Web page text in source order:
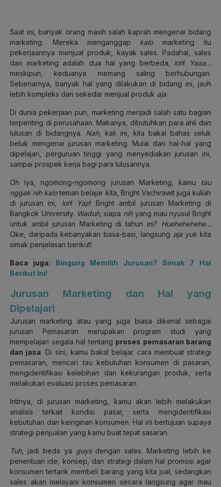
Saat ini, banyak orang masih salah kaprah mengenai bidang
marketing. Mereka menganggap kalomarketing itu
pekerjaannya menjual produk, kayak sales. Padahal, sales
dan marketing adalah dua hal yang berbeda, loh! Yaaa…
meskipun, keduanya memang saling berhubungan.
Sebenarnya, banyak hal yang dilakukan di bidang ini, jauh
lebih kompleks dari sekedar menjual produk aja.
Di dunia pekerjaan pun, marketing menjadi salah satu bagian
terpenting di perusahaan. Makanya, dibutuhkan para ahli dan
lulusan di bidangnya. Nah, kali ini, kita bakal bahas seluk
beluk mengenai jurusan marketing. Mulai dari hal-hal yang
dipelajari, perguruan tinggi yang menyediakan jurusan ini,
sampai prospek kerja bagi para lulusannya.
Oh iya, ngomong-ngomong jurusan Marketing, kamu tau
nggak nih kaloteman belajar kita, Bright Vachirawit juga kuliah
di jurusan ini, loh! Yap! Bright ambil jurusan Marketing di
Bangkok University. Waduh, siapa nihyang mau nyusul Bright
untuk ambil jurusan Marketing di tahun ini? Huehehehehe…
Oke, daripada kebanyakan basa-basi, langsung aja yuk kita
simak penjelasan berikut!
Baca juga: Bingung Memilih Jurusan? Simak 7 Hal
Berikut Ini!
Jurusan Marketing dan Hal yang
Dipelajari
Jurusan marketing atau yang juga biasa dikenal sebagai
jurusan Pemasaran merupakan program studi yang
mempelajari segala hal tentang proses pemasaran barang
dan jasa. Di sini, kamu bakal belajar cara membuat strategi
pemasaran, mencari taukebutuhan konsumen di pasaran,
mengidentifikasi kelebihan dan kekurangan produk, serta
melakukan evaluasi proses pemasaran.
Intinya, di jurusan marketing, kamu akan lebih melakukan
analisis terkait kondisi pasar, serta mengidentifikasi
kebutuhan dan keinginan konsumen. Hal ini bertujuan supaya
strategi penjualan yang kamu buat tepat sasaran.
Tuh, jadi beda ya guysdengan sales. Marketing lebih ke
penentuan ide, konsep, dan strategi dalam hal promosi agar
konsumen tertarik membeli barang yang kita jual, sedangkan
sales akan melayani konsumen secara langsung agar mau